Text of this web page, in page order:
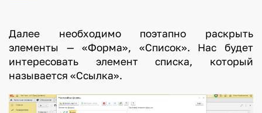
Далее необходимо поэтапно раскрыть
элементы — «Форма», «Список». Нас будет
интересовать элемент списка, который
называется «Ссылка».